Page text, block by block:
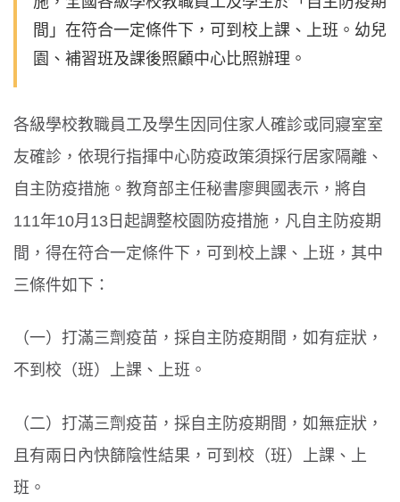
間」在符合一定條件下，可到校上課、上班。幼兒
園、補習班及課後照顧中心比照辦理。
各級學校教職員工及學生因同住家人確診或同寢室室
友確診，依現行指揮中心防疫政策須採行居家隔離、
自主防疫措施。教育部主任秘書廖興國表示，將自
111年10月13日起調整校園防疫措施，凡自主防疫期
間，得在符合一定條件下，可到校上課、上班，其中
三條件如下：
（一）打滿三劑疫苗，採自主防疫期間，如有症狀，
不到校（班）上課、上班。
（二）打滿三劑疫苗，採自主防疫期間，如無症狀，
且有兩日內快篩陰性結果，可到校（班）上課、上
班。